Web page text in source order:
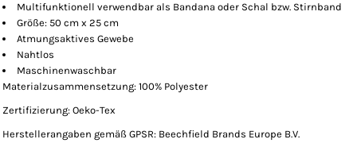
Multifunktionell verwendbar als Bandana oder Schal bzw. Stirnband
Größe: 50 cm x 25 cm
Atmungsaktives Gewebe
Nahtlos
Maschinenwaschbar
Materialzusammensetzung: 100% Polyester
Zertifizierung: Oeko-Tex
Herstellerangaben gemäß GPSR: Beechfield Brands Europe B.V.